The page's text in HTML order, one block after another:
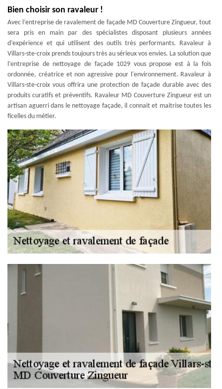
Bien choisir son ravaleur !
Avec l’entreprise de ravalement de façade MD Couverture Zingueur, tout
sera pris en main par des spécialistes disposant plusieurs années
d’expérience et qui utilisent des outils très performants. Ravaleur à
Villars-ste-croix prends toujours très au sérieux vos envies. La solution que
l’entreprise de nettoyage de façade 1029 vous propose est à la fois
ordonnée, créatrice et non agressive pour l'environnement. Ravaleur à
Villars-ste-croix vous offrira une protection de façade durable avec des
produits curatifs et préventifs. Ravaleur MD Couverture Zingueur est un
artisan aguerri dans le nettoyage façade, il connait et maitrise toutes les
ficelles du métier.